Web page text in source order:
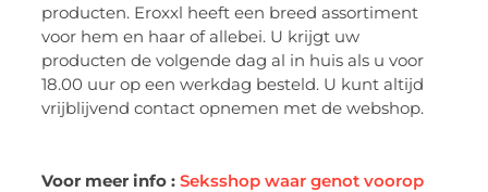
producten. Eroxxl heeft een breed assortiment
voor hem en haar of allebei. U krijgt uw
producten de volgende dag al in huis als u voor
18.00 uur op een werkdag besteld. U kunt altijd
vrijblijvend contact opnemen met de webshop.
Voor meer info :Seksshop waar genot voorop